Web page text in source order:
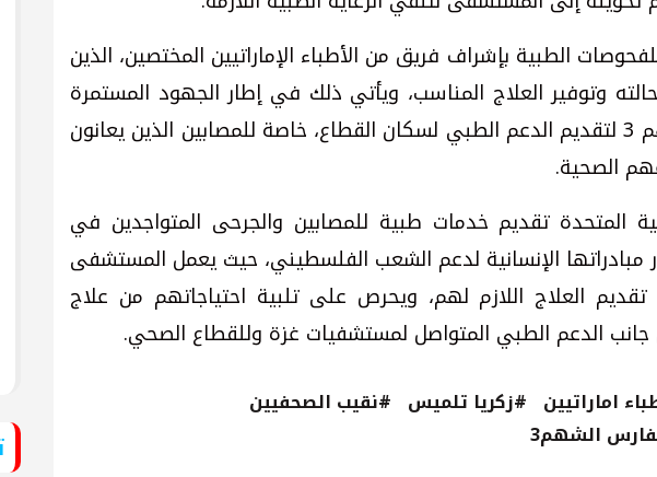
الطبية بإشراف فريق من الأطباء الإماراتيين المختصين، الذين
وتوفير العلاج المناسب، ويأتي ذلك في إطار الجهود المستمرة
لعملية الفارس الشهم 3 لتقديم الدعم الطبي لسكان القطاع، خاصة للمصابين الذين يعانون
الصحية.
المتحدة تقديم خدمات طبية للمصابين والجرحى المتواجدين في
الإنسانية لدعم الشعب الفلسطيني، حيث يعمل المستشفى
العلاج اللازم لهم، ويحرص على تلبية احتياجاتهم من علاج
جانب الدعم الطبي المتواصل لمستشفيات غزة وللقطاع الصحي.
اماراتيين #زكريا تلميس #نقيب الصحفيين
الشهم3